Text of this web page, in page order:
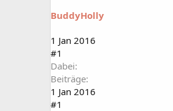
a
t
e
r
BuddyHolly
1 Jan 2016
#1
Dabei
Beiträge
1 Jan 2016
#1